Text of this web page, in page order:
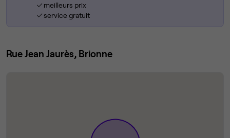
meilleurs prix
service gratuit
Rue Jean Jaurès, Brionne